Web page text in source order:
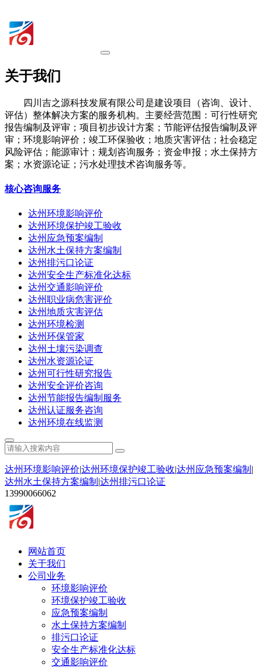
关于我们
四川吉之源科技发展有限公司是建设项目（咨询、设计、
评估）整体解决方案的服务机构。主要经营范围：可行性研究
报告编制及评审；项目初步设计方案；节能评估报告编制及评
审；环境影响评价；竣工环保验收；地质灾害评估；社会稳定
风险评估；能源审计；规划咨询服务；资金申报；水土保持方
案；水资源论证；污水处理技术咨询服务等。
核心咨询服务
达州环境影响评价
达州环境保护竣工验收
达州应急预案编制
达州水土保持方案编制
达州排污口论证
达州安全生产标准化达标
达州交通影响评价
达州职业病危害评价
达州地质灾害评估
达州环境检测
达州环保管家
达州土壤污染调查
达州水资源论证
达州可行性研究报告
达州安全评价咨询
达州节能报告编制服务
达州认证服务咨询
达州环境在线监测
达州环境影响评价|达州环境保护竣工验收|达州应急预案编制 |
达州水土保持方案编制 |达州排污口论证
13990066062
网站首页
关于我们
公司业务
环境影响评价
环境保护竣工验收
应急预案编制
水土保持方案编制
排污口论证
安全生产标准化达标
交通影响评价